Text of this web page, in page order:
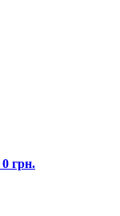
0 грн.